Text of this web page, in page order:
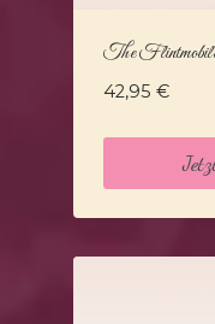
The
42,95 €